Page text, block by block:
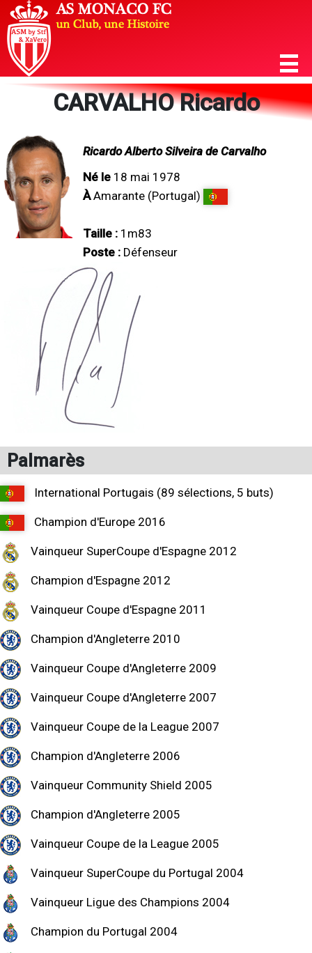
CARVALHO Ricardo
Ricardo Alberto Silveira de Carvalho
Né le 18 mai 1978
ÀAmarante (Portugal)
Taille : 1m83
Poste : Défenseur
Palmarès
International Portugais (89 sélections, 5 buts)
Champion d'Europe 2016
Vainqueur SuperCoupe d'Espagne 2012
Champion d'Espagne 2012
Vainqueur Coupe d'Espagne 2011
Champion d'Angleterre 2010
Vainqueur Coupe d'Angleterre 2009
Vainqueur Coupe d'Angleterre 2007
Vainqueur Coupe de la League 2007
Champion d'Angleterre 2006
Vainqueur Community Shield 2005
Champion d'Angleterre 2005
Vainqueur Coupe de la League 2005
Vainqueur SuperCoupe du Portugal 2004
Vainqueur Ligue des Champions 2004
Champion du Portugal 2004